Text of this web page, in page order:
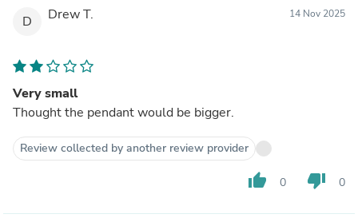
D Drew T. 14 Nov 2025
Very small
Thought the pendant would be bigger.
Review collected by another review provider
thumb_up 0 thumb_down 0